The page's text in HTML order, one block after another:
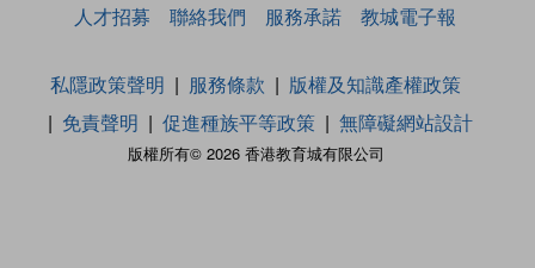
人才招募
聯絡我們 服務承諾 教城電子報
版權所有© 2026 香港教育城有限公司
私隱政策聲明 服務條款
版權及知識產權政策
免責聲明
促進種族平等政策 無障礙網站設計